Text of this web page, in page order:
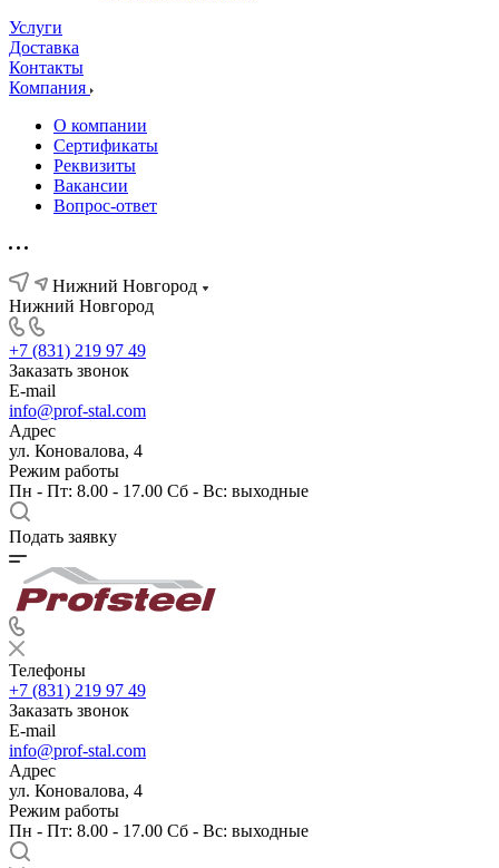
Услуги
Доставка
Контакты
Компания
О компании
Сертификаты
Реквизиты
Вакансии
Вопрос-ответ
Нижний Новгород
Нижний Новгород
+7 (831) 219 97 49
Заказать звонок
E-mail
info@prof-stal.com
Адрес
ул. Коновалова, 4
Режим работы
Пн - Пт: 8.00 - 17.00 Сб - Вс: выходные
Подать заявку
Телефоны
+7 (831) 219 97 49
Заказать звонок
E-mail
info@prof-stal.com
Адрес
ул. Коновалова, 4
Режим работы
Пн - Пт: 8.00 - 17.00 Сб - Вс: выходные